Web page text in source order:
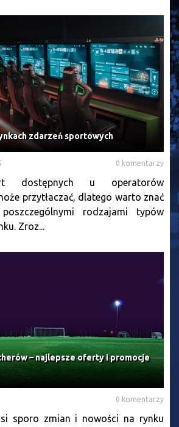
zdarzeń sportowych
0 komentarzy
dostępnych u operatorów
przytłaczać, dlatego warto znać
rodzajami typów
Zroz...
– najlepsze oferty i promocje
0 komentarzy
sporo zmian i nowości na rynku